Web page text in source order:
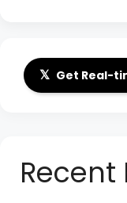
𝕏 Get Real-
Recent